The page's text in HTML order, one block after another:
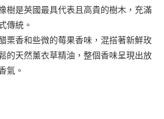
灣大哥大用戶可立即使用無須另外申請。
分期的期數、繳款截止日，確認付款後即完
用金額請依後續交易確認頁面所載為準。
之後才付款」的支付方式。 讓您購物簡單
樹是英國最具代表且高貴的樹木，充滿
傳統。
栗香和些微的莓果香味，混搭著新鮮玫
的天然薰衣草精油，整個香味呈現出放
氣。